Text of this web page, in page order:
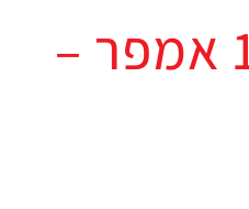
מצברים 16 אמפר –